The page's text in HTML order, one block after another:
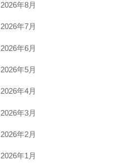
2026年8月
2026年7月
2026年6月
2026年5月
2026年4月
2026年3月
2026年2月
2026年1月